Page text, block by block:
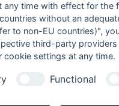
any time with effect for the
without an
to non-EU countries)",
third-party
cookie settings at any time.
Functional